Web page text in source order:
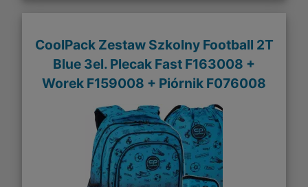
CoolPack Zestaw Szkolny Football 2T
Blue 3el. Plecak Fast F163008 +
Worek F159008 + Piórnik F076008